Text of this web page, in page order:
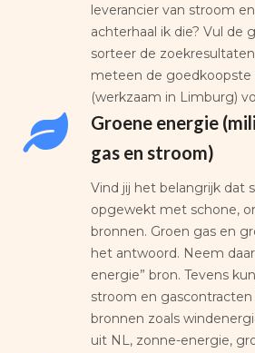
leverancier van stroom
achterhaal ik die? Vul de
sorteer de
meteen de goedkoopste
(werkzaam in Limburg)
Groene energie
gas en stroom)
Vind jij het belangrijk dat
opgewekt met schone,
bronnen. Groen gas en
het antwoord. Neem
energie” bron. Tevens
stroom en gascontracten
bronnen zoals
uit NL, zonne-energie,